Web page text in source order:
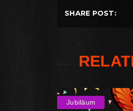
SHARE POST:
Jubiläum